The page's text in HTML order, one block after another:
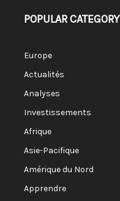
POPULAR CATEGORY
Europe
Actualités
Analyses
Investissements
Afrique
Asie-Pacifique
Amérique du Nord
Apprendre